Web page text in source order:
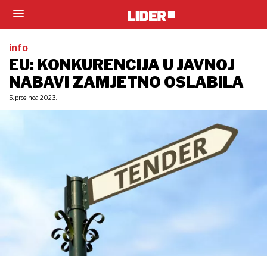
info
EU: KONKURENCIJA U JAVNOJ
NABAVI ZAMJETNO OSLABILA
5. prosinca 2023.